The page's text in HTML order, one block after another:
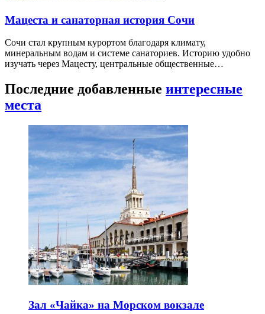
Мацеста и санаторная история Сочи
Сочи стал крупным курортом благодаря климату,
минеральным водам и системе санаториев. Историю удобно
изучать через Мацесту, центральные общественные…
Последние добавленные интересные
места
Зал «Чайка» на Морском вокзале